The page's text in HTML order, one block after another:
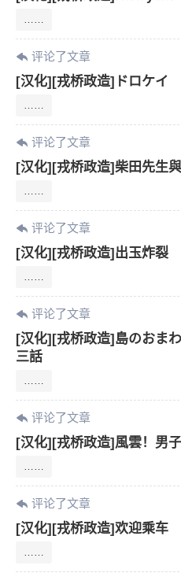
评论了文章
[汉化][戎桥政造]ドロケイ
评论了文章
[汉化][戎桥政造]柴田先生
评论了文章
[汉化][戎桥政造]出玉炸裂
评论了文章
[汉化][戎桥政造]島のおま
三話
评论了文章
[汉化][戎桥政造]風雲！男
评论了文章
[汉化][戎桥政造]欢迎乘车